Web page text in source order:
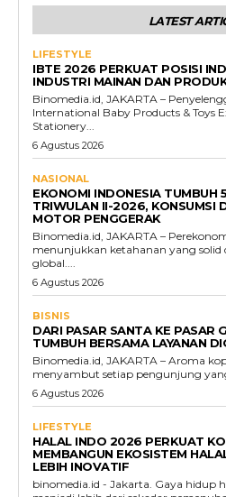
LATEST
LIFESTYLE
IBTE 2026 PERKUAT POSISI
INDUSTRI MAINAN DAN
Binomedia.id, JAKARTA –
International Baby Products & Toys
Stationery...
6 Agustus 2026
NASIONAL
EKONOMI INDONESIA TUMBUH
TRIWULAN II-2026, KONSUMSI
MOTOR PENGGERAK
Binomedia.id, JAKARTA –
menunjukkan ketahanan yang
global....
6 Agustus 2026
BISNIS
DARI PASAR SANTA KE PASAR
TUMBUH BERSAMA LAYANAN
Binomedia.id, JAKARTA – Aroma
menyambut setiap pengunjung
6 Agustus 2026
LIFESTYLE
HALAL INDO 2026 PERKUAT
MEMBANGUN EKOSISTEM
LEBIH INOVATIF
binomedia.id - Jakarta. Gaya hidup